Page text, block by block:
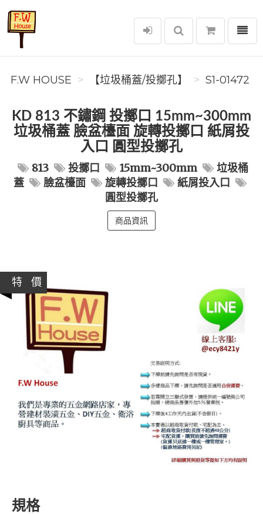
F.W House
選單
F.W HOUSE 【垃圾桶蓋/投擲孔】 S1-01472
KD 813 不鏽鋼 投擲口 15mm~300mm
垃圾桶蓋 臉盆檯面 旋轉投擲口 紙屑投
入口 圓型投擲孔
813 投擲口 15mm~300mm
垃圾桶
蓋
臉盆檯面 旋轉投擲口
紙屑投入口
圓型投擲孔
商品資訊
特 價
規格